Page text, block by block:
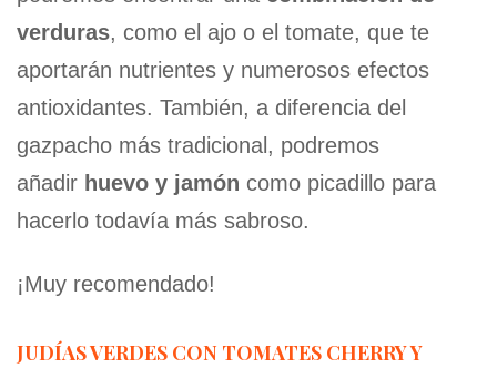
verduras, como el ajo o el tomate, que te
aportarán nutrientes y numerosos efectos
antioxidantes. También, a diferencia del
gazpacho más tradicional, podremos
añadir huevo y jamón como picadillo para
hacerlo todavía más sabroso.
¡Muy recomendado!
JUDÍAS VERDES CON TOMATES CHERRY Y